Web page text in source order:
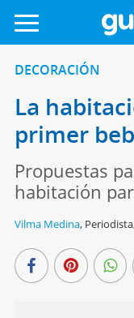
DECORACIÓN
La
primer
Propuestas
habitación
Vilma Medina,